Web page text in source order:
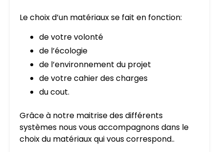
Le choix d’un matériaux se fait en fonction:
de votre volonté
de l’écologie
de l’environnement du projet
de votre cahier des charges
du cout.
Grâce à notre maitrise des différents
systèmes nous vous accompagnons dans le
choix du matériaux qui vous correspond..